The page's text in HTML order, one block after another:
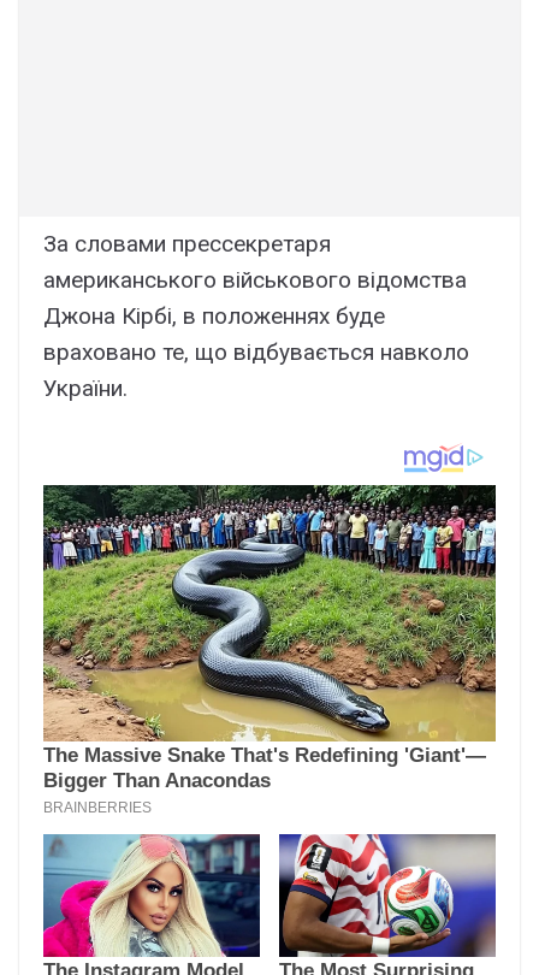
За словами прессекретаря
американського військового відомства
Джона Кірбі, в положеннях буде
враховано те, що відбувається навколо
України.